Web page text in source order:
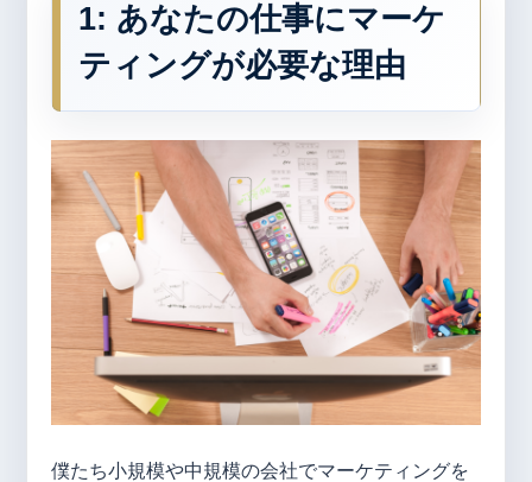
1: あなたの仕事にマーケ
ティングが必要な理由
僕たち小規模や中規模の会社でマーケティングを